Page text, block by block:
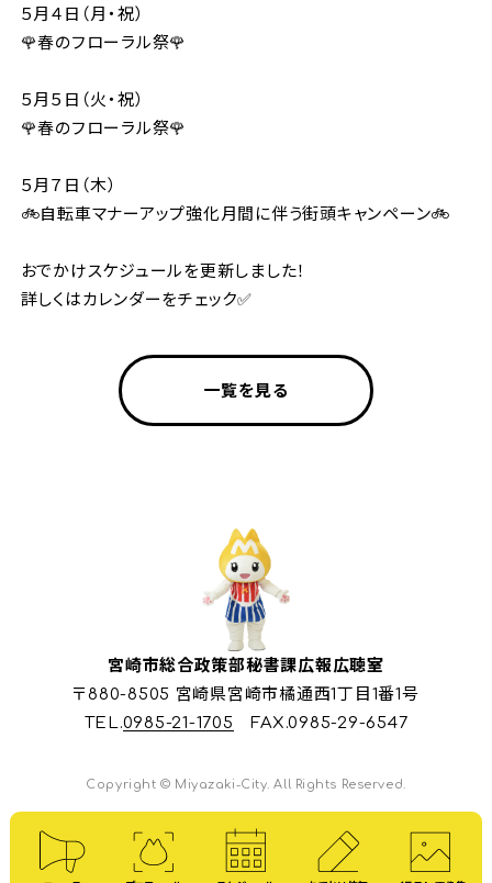
５月４日（月・祝）
🌹春のフローラル祭🌹
５月５日（火・祝）
🌹春のフローラル祭🌹
５月７日（木）
🚲自転車マナーアップ強化月間に伴う街頭キャンペーン🚲
おでかけスケジュールを更新しました！
詳しくはカレンダーをチェック✅
一覧を見る
宮崎市総合政策部秘書課広報広聴室
〒880-8505 宮崎県宮崎市橘通西1丁目1番1号
TEL.0985-21-1705 FAX.0985-29-6547
Copyright © Miyazaki-City. All Rights Reserved.